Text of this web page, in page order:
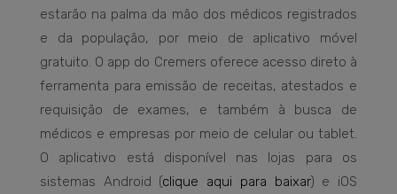
estarão na palma da mão dos médicos registrados
e da população, por meio de aplicativo móvel
gratuito. O app do Cremers oferece acesso direto à
ferramenta para emissão de receitas, atestados e
requisição de exames, e também à busca de
médicos e empresas por meio de celular ou tablet.
O aplicativo está disponível nas lojas para os
sistemas Android (clique aqui para baixar) e iOS